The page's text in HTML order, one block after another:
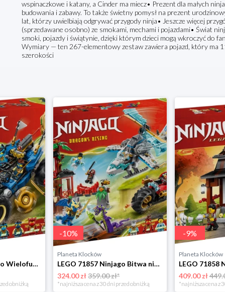
wspinaczkowe i katany, a Cinder ma miecz• Prezent dla małych
budowania i zabawy. To także świetny pomysł na prezent
lat, którzy uwielbiają odgrywać przygody ninja• Jeszcze więcej
(sprzedawane osobno) ze smokami, mechami i pojazdami• Świat
smoki, pojazdy i świątynie, dzięki którym dzieci mogą wkroczyć do
Wymiary — ten 267-elementowy zestaw zawiera pojazd, który ma
szerokości
LEGO 71856 Ninjago Wielofunkcyjny samochód Jaya Lego
obniżką
-10%
Planeta Klocków
LEGO 71857 Ninjago Bitwa ninja: domek na drzewie Lego
324.00 zł359.00 zł*
*najniższa cena z 30 dni przed obniżką
-9%
Planeta Klocków
409.00 zł
*najniższa cena z